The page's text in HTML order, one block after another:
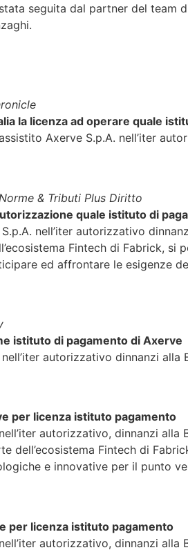
seguita dal partner del team
la licenza ad operare quale
Axerve S.p.A. nell’iter
& Tributi Plus Diritto
quale istituto di
nell’iter autorizzativo
Fintech di Fabrick,
ed affrontare le esigenze
istituto di pagamento di Axerve
autorizzativo dinnanzi
per licenza istituto pagamento
autorizzativo, dinnanzi
dell’ecosistema Fintech di
e innovative per il punto
per licenza istituto pagamento
autorizzativo, dinnanzi